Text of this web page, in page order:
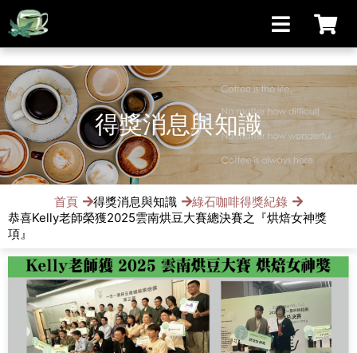
[手機/平板選擇頁面, 請點選螢幕左上方橫線條小圖]
得獎消息與知識
首頁 得獎消息與知識
綠石咖啡得獎紀錄
恭喜Kelly老師榮獲2025雲南烘豆大賽總決賽之『烘焙女神獎
項』